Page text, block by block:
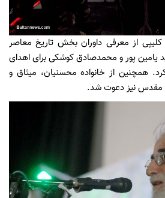
از معرفی داوران بخش تاریخ معاصر
یامین پور و محمدصادق کوشکی برای اهدای
همچنین از خانواده محسنیان، میثاق و
مقدس نیز دعوت شد.